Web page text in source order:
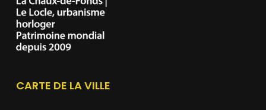
CARTE DE LA VILLE